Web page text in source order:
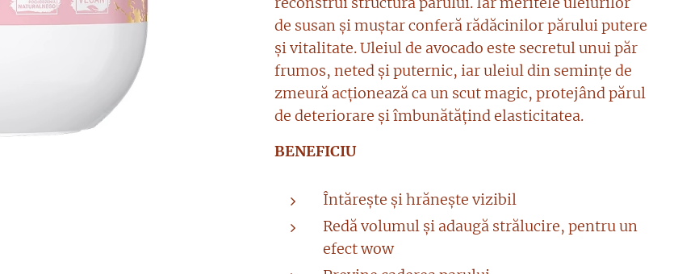
de susan și muștar conferă rădăcinilor părului putere
și vitalitate. Uleiul de avocado este secretul unui păr
frumos, neted și puternic, iar uleiul din semințe de
zmeură acționează ca un scut magic, protejând părul
de deteriorare și îmbunătățind elasticitatea.
BENEFICIU
Întărește și hrănește vizibil
Redă volumul și adaugă strălucire, pentru un
efect wow